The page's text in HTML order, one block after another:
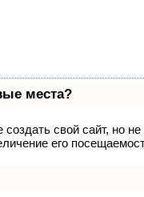
места?
свой сайт, но
его